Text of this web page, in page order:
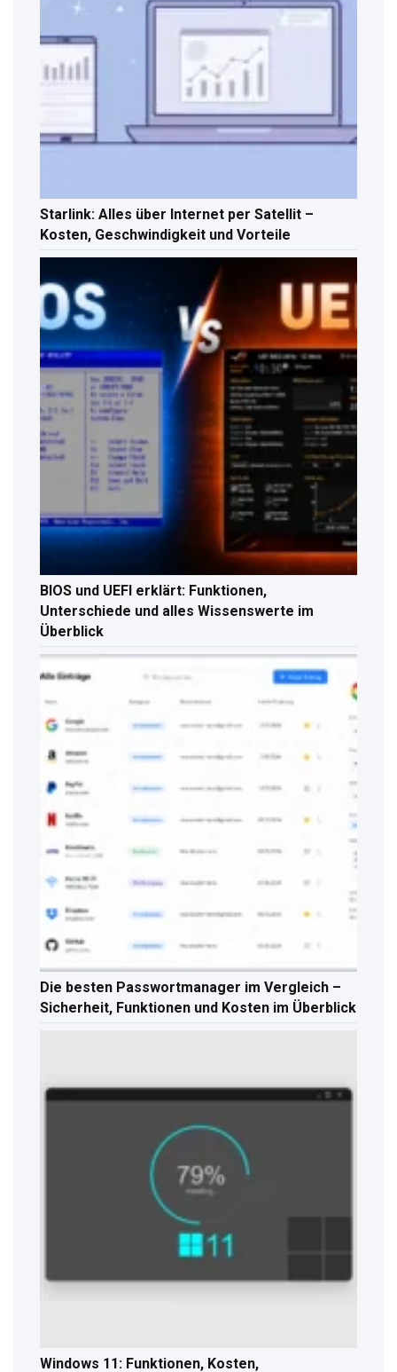
Starlink: Alles über Internet per Satellit –
Kosten, Geschwindigkeit und Vorteile
BIOS und UEFI erklärt: Funktionen,
Unterschiede und alles Wissenswerte im
Überblick
Die besten Passwortmanager im Vergleich –
Sicherheit, Funktionen und Kosten im Überblick
Windows 11: Funktionen, Kosten,